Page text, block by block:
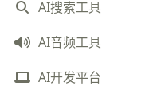
AI搜索工具
AI音频工具
AI开发平台